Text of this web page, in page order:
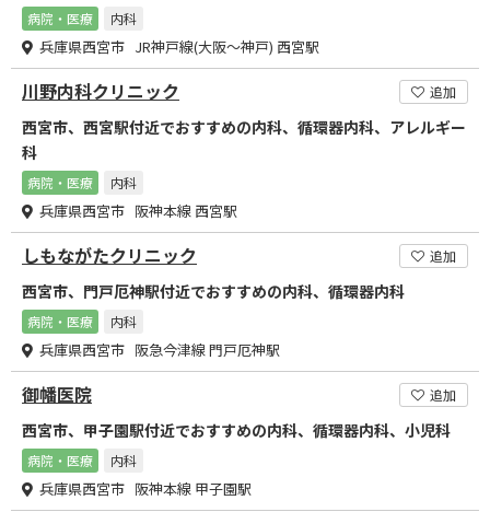
病院・医療 内科
兵庫県西宮市 JR神戸線(大阪～神戸) 西宮駅
川野内科クリニック 追加
西宮市、西宮駅付近でおすすめの内科、循環器内科、アレルギー
科
病院・医療 内科
兵庫県西宮市 阪神本線 西宮駅
しもながたクリニック 追加
西宮市、門戸厄神駅付近でおすすめの内科、循環器内科
病院・医療 内科
兵庫県西宮市 阪急今津線 門戸厄神駅
御幡医院 追加
西宮市、甲子園駅付近でおすすめの内科、循環器内科、小児科
病院・医療 内科
兵庫県西宮市 阪神本線 甲子園駅